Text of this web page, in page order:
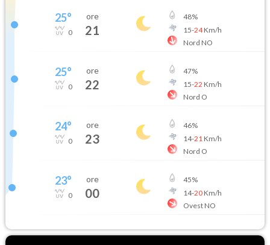
25°
0
ore
21
48%
15-24Km/h
Nord NO
25°
0
ore
22
47%
15-22 Km/h
Nord O
24°
0
ore
23
46%
14-21 Km/h
Nord O
23°
0
ore
00
45%
14-20Km/h
Ovest NO